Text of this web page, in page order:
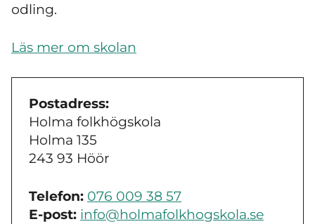
odling.
Läs mer om skolan
Postadress:
Holma folkhögskola
Holma 135
243 93 Höör
Telefon: 076 009 38 57
E-post: info@holmafolkhogskola.se